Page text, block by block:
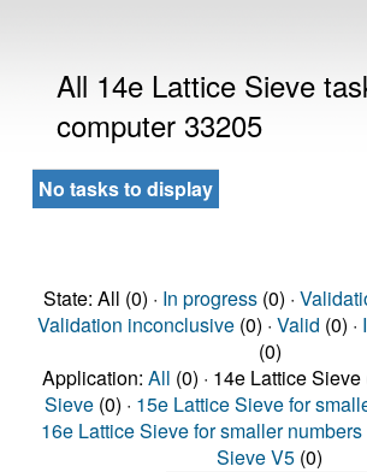
All 14e Lattice Sieve
computer 33205
No tasks to display
State: All (0) · In progress(0) ·
Validation inconclusive(0) · Valid (0) ·
(0)
Application: All (0) · 14e Lattice Sieve
Sieve (0) · 15e Lattice Sieve for
16e Lattice Sieve for smaller numbers
Sieve V5 (0)